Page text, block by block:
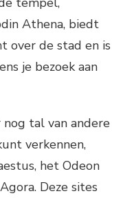
Athena, biedt
over de stad en is
je bezoek aan
tal van andere
verkennen,
het Odeon
Deze sites